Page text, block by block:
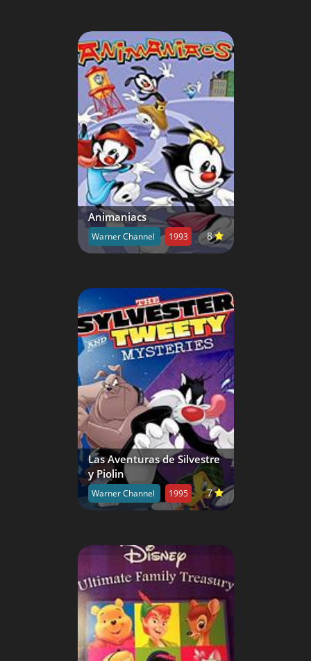
Animaniacs
Warner Channel 1993 8
Las Aventuras de Silvestre
y Piolin
Warner Channel 1995 7